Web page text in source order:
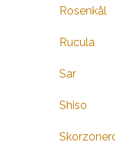
Rosenkål
Rucula
Sar
Shiso